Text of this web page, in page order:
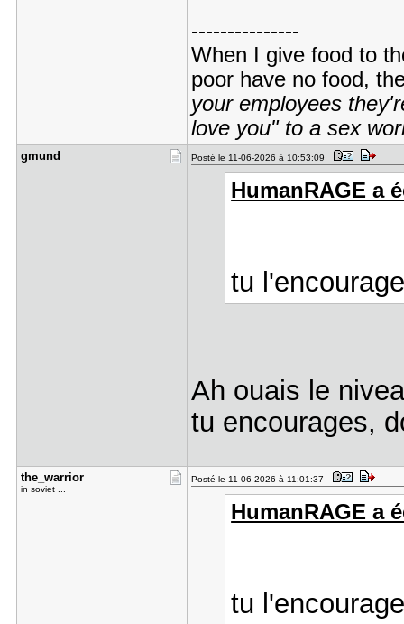
---------------
When I give food to
poor have no food,
your employees
love you" to a sex
gmund Posté le 11-06-2026 à 10:53:09
HumanRAGE a
tu
Ah ouais le
tu encourages,
the_warrio​r
in soviet ...
Posté le 11-06-2026 à 11:01:37
HumanRAGE a
tu